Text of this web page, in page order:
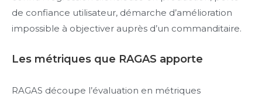
de confiance utilisateur, démarche d’amélioration
impossible à objectiver auprès d’un commanditaire.
Les métriques que RAGAS apporte
RAGAS découpe l’évaluation en métriques